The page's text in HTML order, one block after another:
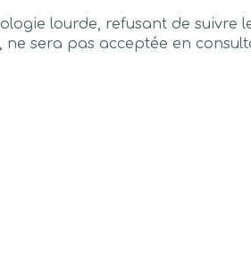
lourde, refusant de suivre
sera pas acceptée en